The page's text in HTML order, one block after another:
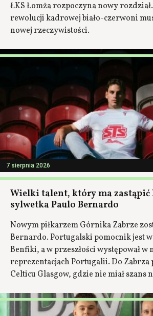
ŁKS Łomża rozpoczyna nowy
rewolucji kadrowej biało-czerwoni
nowej rzeczywistości.
7 sierpnia 2026
Wielki talent, który ma zastąpić
sylwetka Paulo Bernardo
Nowym piłkarzem Górnika Zabrze
Bernardo. Portugalski pomocnik jest
Benfiki, a w przeszłości występował w
reprezentacjach Portugalii. Do
Celticu Glasgow, gdzie nie miał szans